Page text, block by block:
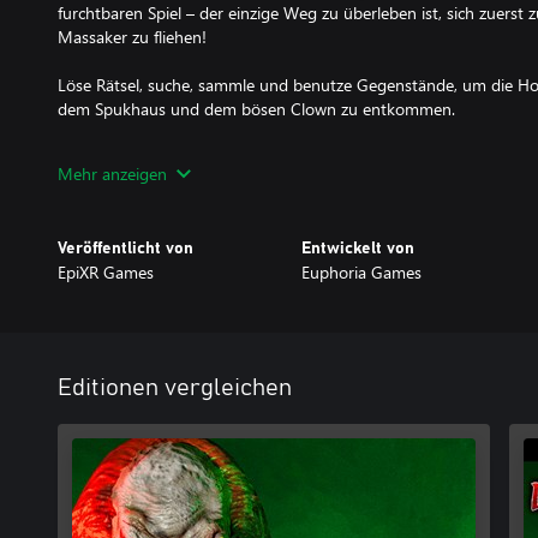
furchtbaren Spiel – der einzige Weg zu überleben ist, sich zuerst
Massaker zu fliehen!
Löse Rätsel, suche, sammle und benutze Gegenstände, um die
dem Spukhaus und dem bösen Clown zu entkommen.
hören! Er tötet jeden, der ihm in die Quere kommt! Halte die
Wenn du Gruselspiele und Horror-Flucht-Erlebnisse magst, ist
der Geschichte. Spiele erneut, um die anderen Enden zu
Clowns zu erfahren.
Mehr anzeigen
Veröffentlicht von
EpiXR Games
Entwickelt von
Euphoria Games
Editionen vergleichen